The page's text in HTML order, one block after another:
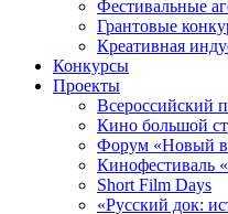
Фестивальные
Грантовые
Креативная
Конкурсы
Проекты
Всероссийский
Кино большой
Форум «Новый
Кинофестиваль
Short Film Days
«Русский док: